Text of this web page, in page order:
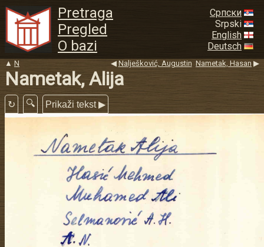
Pretraga
Pregled
O bazi
Српски
Srpski
English
Deutsch
▲ N ◀ Nalješković, Augustin Nametak, Hasan ▶
Nametak, Alija